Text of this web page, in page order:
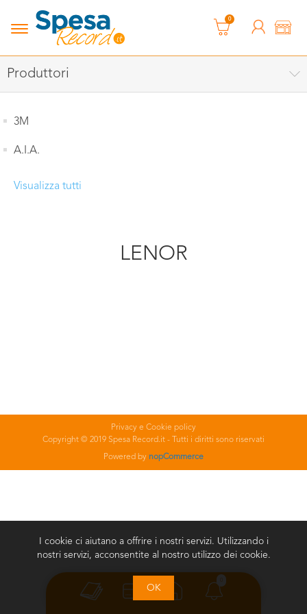
0
Produttori
3M
A.I.A.
Visualizza tutti
LENOR
Privacy e Cookie policy
Copyright © 2019 Spesa Record.it - Tutti i diritti sono riservati
Powered by nopCommerce
I cookie ci aiutano a offrire i nostri servizi. Utilizzando i
nostri servizi, acconsentite al nostro utilizzo dei cookie.
OK